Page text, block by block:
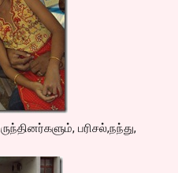
பரிசல்,நந்து,